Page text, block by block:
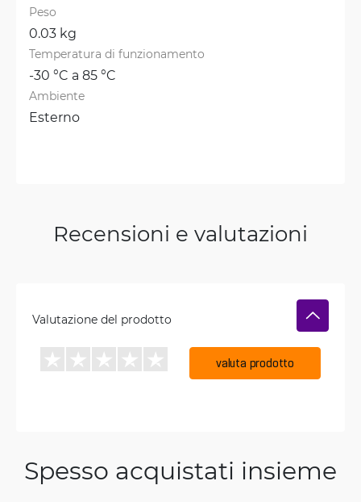
Peso
0.03 kg
Temperatura di funzionamento
-30 °C a 85 °C
Ambiente
Esterno
Recensioni e valutazioni
Valutazione del prodotto
valuta prodotto
Spesso acquistati insieme